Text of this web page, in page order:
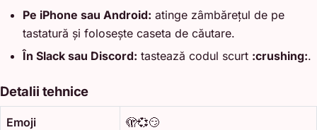
Pe iPhone sau Android: atinge zâmbărețul de pe
tastatură și folosește caseta de căutare.
În Slack sau Discord: tastează codul scurt :crushing:.
Detalii tehnice
Emoji 🫣💞😏